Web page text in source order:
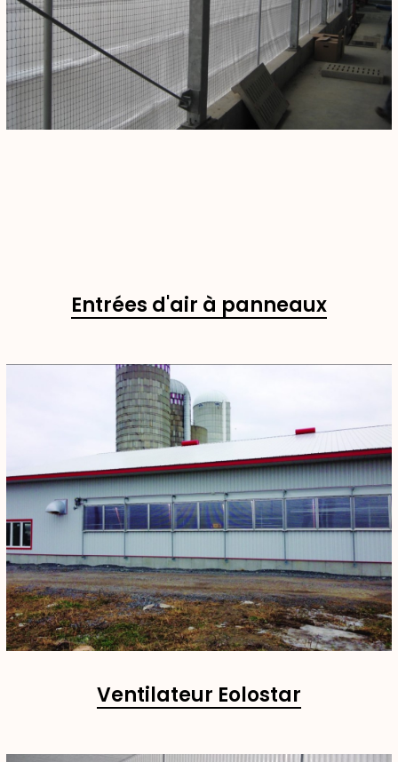
Entrées d'air à panneaux
Ventilateur Eolostar